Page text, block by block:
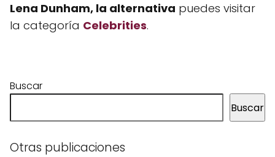
Lena Dunham, la alternativa puedes visitar
la categoría Celebrities.
Buscar
Buscar
Otras publicaciones